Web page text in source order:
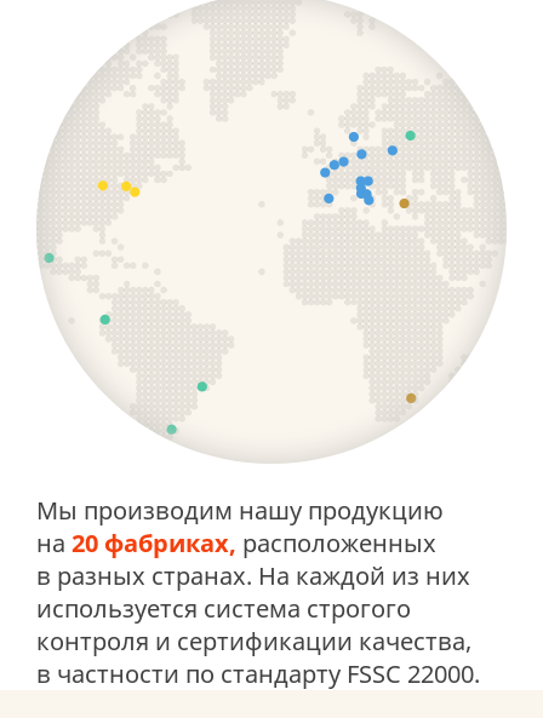
Мы производим нашу продукцию
на 20 фабриках, расположенных
в разных странах. На каждой из них
используется система строгого
контроля и сертификации качества,
в частности по стандарту FSSC 22000.